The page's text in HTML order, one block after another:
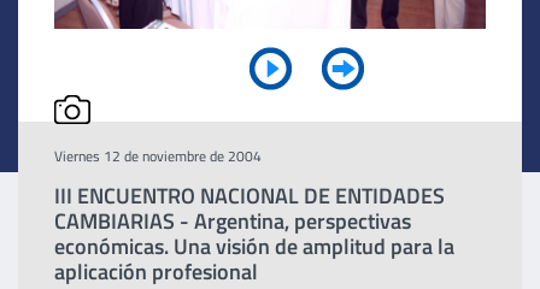
Viernes 12 de noviembre de 2004
III ENCUENTRO NACIONAL DE ENTIDADES
CAMBIARIAS - Argentina, perspectivas
económicas. Una visión de amplitud para la
aplicación profesional